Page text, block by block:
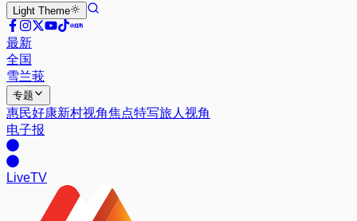
Light Theme
最新
全国
雪兰莪
专题
惠民好康新村视角焦点特写旅人视角
电子报
LiveTV